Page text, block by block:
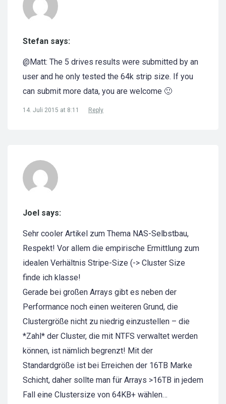
Stefan says:
@Matt: The 5 drives results were submitted by an
user and he only tested the 64k strip size. If you
can submit more data, you are welcome 🙂
14. Juli 2015 at 8:11 Reply
Joel says:
Sehr cooler Artikel zum Thema NAS-Selbstbau,
Respekt! Vor allem die empirische Ermittlung zum
idealen Verhältnis Stripe-Size (-> Cluster Size
finde ich klasse!
Gerade bei großen Arrays gibt es neben der
Performance noch einen weiteren Grund, die
Clustergröße nicht zu niedrig einzustellen – die
*Zahl* der Cluster, die mit NTFS verwaltet werden
können, ist nämlich begrenzt! Mit der
Standardgröße ist bei Erreichen der 16TB Marke
Schicht, daher sollte man für Arrays >16TB in jedem
Fall eine Clustersize von 64KB+ wählen…